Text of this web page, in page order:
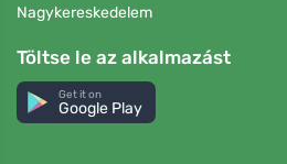
Nagykereskedelem
Töltse le az alkalmazást
Get it on
Google Play